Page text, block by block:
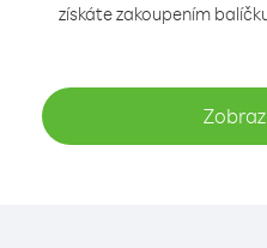
získáte zakoupením